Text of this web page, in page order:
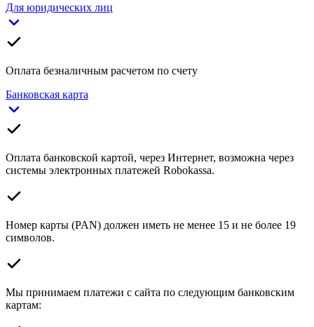
Для юридических лиц
Оплата безналичным расчетом по счету
Банковская карта
Оплата банковской картой, через Интернет, возможна через
системы электронных платежей Robokassa.
Номер карты (PAN) должен иметь не менее 15 и не более 19
символов.
Мы принимаем платежи с сайта по следующим банковским
картам: